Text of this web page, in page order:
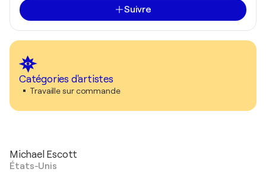
Suivre
Catégories d'artistes
Travaille sur commande
Michael Escott
États-Unis